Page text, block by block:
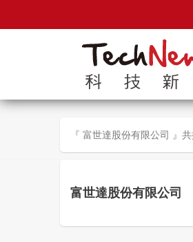
『 富世達股份有限公司 』
富世達股份有限公司